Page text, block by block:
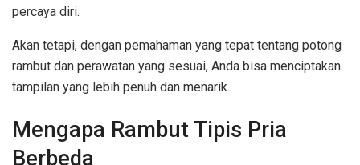
percaya diri.
Akan tetapi, dengan pemahaman yang tepat tentang potong
rambut dan perawatan yang sesuai, Anda bisa menciptakan
tampilan yang lebih penuh dan menarik.
Mengapa Rambut Tipis Pria
Berbeda